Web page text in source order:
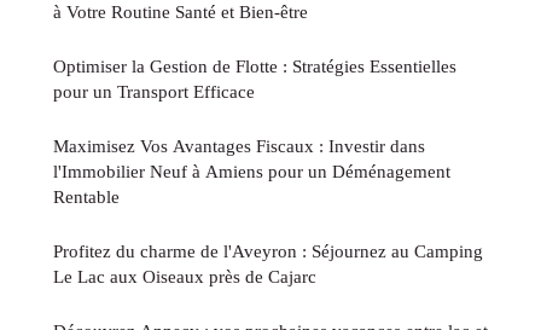
à Votre Routine Santé et Bien-être
Optimiser la Gestion de Flotte : Stratégies Essentielles
pour un Transport Efficace
Maximisez Vos Avantages Fiscaux : Investir dans
l'Immobilier Neuf à Amiens pour un Déménagement
Rentable
Profitez du charme de l'Aveyron : Séjournez au Camping
Le Lac aux Oiseaux près de Cajarc